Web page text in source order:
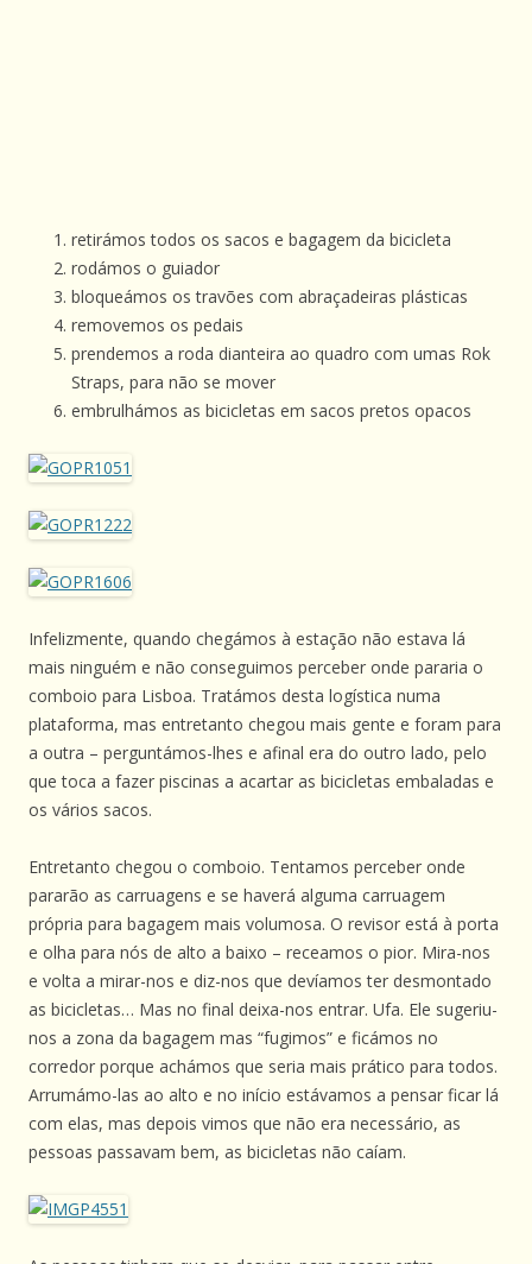
retirámos todos os sacos e bagagem da bicicleta
rodámos o guiador
bloqueámos os travões com abraçadeiras plásticas
removemos os pedais
prendemos a roda dianteira ao quadro com umas Rok
Straps, para não se mover
embrulhámos as bicicletas em sacos pretos opacos
Infelizmente, quando chegámos à estação não estava lá
mais ninguém e não conseguimos perceber onde pararia o
comboio para Lisboa. Tratámos desta logística numa
plataforma, mas entretanto chegou mais gente e foram para
a outra – perguntámos-lhes e afinal era do outro lado, pelo
que toca a fazer piscinas a acartar as bicicletas embaladas e
os vários sacos.
Entretanto chegou o comboio. Tentamos perceber onde
pararão as carruagens e se haverá alguma carruagem
própria para bagagem mais volumosa. O revisor está à porta
e olha para nós de alto a baixo – receamos o pior. Mira-nos
e volta a mirar-nos e diz-nos que devíamos ter desmontado
as bicicletas… Mas no final deixa-nos entrar. Ufa. Ele sugeriu-
nos a zona da bagagem mas “fugimos” e ficámos no
corredor porque achámos que seria mais prático para todos.
Arrumámo-las ao alto e no início estávamos a pensar ficar lá
com elas, mas depois vimos que não era necessário, as
pessoas passavam bem, as bicicletas não caíam.